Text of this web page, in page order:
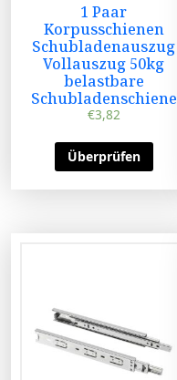
1 Paar
Korpusschienen
Schubladenauszug
Vollauszug 50kg
belastbare
Schubladenschiene
€3,82
Überprüfen